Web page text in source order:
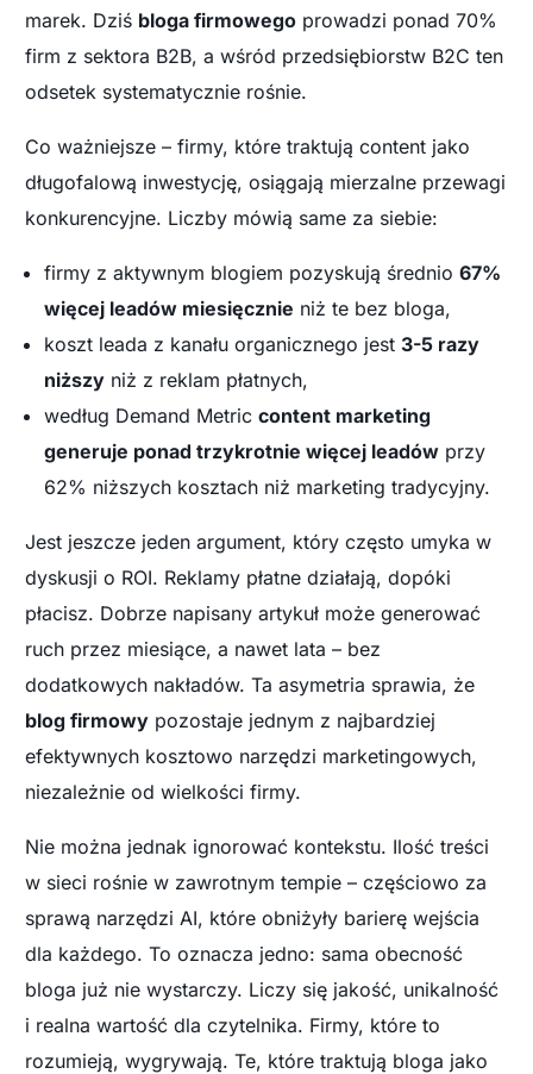
marek. Dziś bloga firmowego prowadzi ponad 70%
firm z sektora B2B, a wśród przedsiębiorstw B2C ten
odsetek systematycznie rośnie.
Co ważniejsze – firmy, które traktują content jako
długofalową inwestycję, osiągają mierzalne przewagi
konkurencyjne. Liczby mówią same za siebie:
firmy z aktywnym blogiem pozyskują średnio67%
więcej leadów miesięcznie niż te bez bloga,
koszt leada z kanału organicznego jest3-5 razy
niższy niż z reklam płatnych,
według Demand Metriccontent marketing
generuje ponad trzykrotnie więcej leadów przy
62% niższych kosztach niż marketing tradycyjny.
Jest jeszcze jeden argument, który często umyka w
dyskusji o ROI. Reklamy płatne działają, dopóki
płacisz. Dobrze napisany artykuł może generować
ruch przez miesiące, a nawet lata – bez
dodatkowych nakładów. Ta asymetria sprawia, że
blog firmowy pozostaje jednym z najbardziej
efektywnych kosztowo narzędzi marketingowych,
niezależnie od wielkości firmy.
Nie można jednak ignorować kontekstu. Ilość treści
w sieci rośnie w zawrotnym tempie – częściowo za
sprawą narzędzi AI, które obniżyły barierę wejścia
dla każdego. To oznacza jedno: sama obecność
bloga już nie wystarczy. Liczy się jakość, unikalność
i realna wartość dla czytelnika. Firmy, które to
rozumieją, wygrywają. Te, które traktują bloga jako